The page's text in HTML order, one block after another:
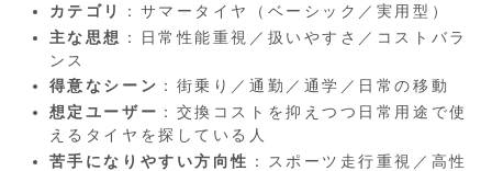
カテゴリ
：サマータイヤ（ベーシック／実用型）
主な思想
：日常性能重視／扱いやすさ／コストバラ
ンス
得意なシーン ：街乗り／通勤／通学／日常の移動
想定ユーザー ：交換コストを抑えつつ日常用途で使
えるタイヤを探している人
苦手になりやすい方向性 ：スポーツ走行重視／高性